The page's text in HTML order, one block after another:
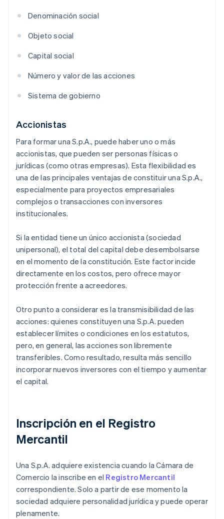
Denominación social
Objeto social
Capital social
Número y valor de las acciones
Sistema de gobierno
Accionistas
Para formar una S.p.A., puede haber uno o más
accionistas, que pueden ser personas físicas o
jurídicas (como otras empresas). Esta flexibilidad es
una de las principales ventajas de constituir una S.p.A.,
especialmente para proyectos empresariales
complejos o transacciones con inversores
institucionales.
Si la entidad tiene un único accionista (sociedad
unipersonal), el total del capital debe desembolsarse
en el momento de la constitución. Este factor incide
directamente en los costos, pero ofrece mayor
protección frente a acreedores.
Otro punto a considerar es la transmisibilidad de las
acciones: quienes constituyen una S.p.A. pueden
establecer límites o condiciones en los estatutos,
pero, en general, las acciones son libremente
transferibles. Como resultado, resulta más sencillo
incorporar nuevos inversores con el tiempo y aumentar
el capital.
Inscripción en el Registro
Mercantil
Una S.p.A. adquiere existencia cuando la Cámara de
Comercio la inscribe en el Registro Mercantil
correspondiente. Solo a partir de ese momento la
sociedad adquiere personalidad jurídica y puede operar
plenamente.